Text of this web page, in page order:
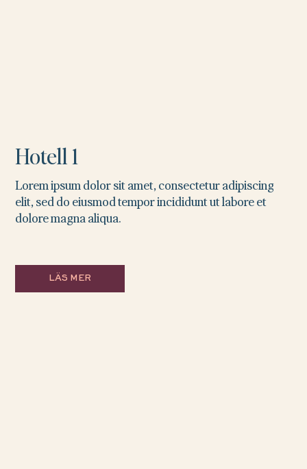
LÄS MER
Hotell 1
Lorem ipsum dolor sit amet, consectetur adipiscing
elit, sed do eiusmod tempor incididunt ut labore et
dolore magna aliqua.